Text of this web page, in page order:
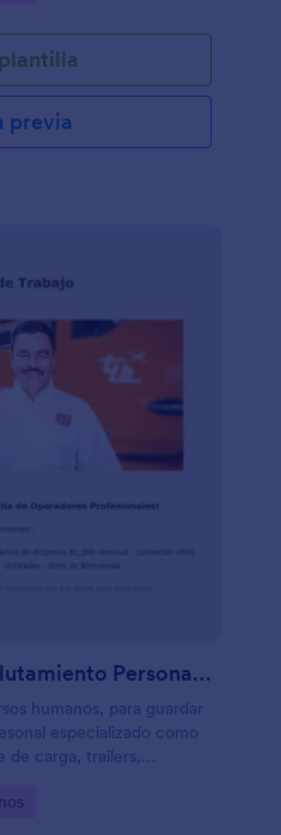
previa
Formulario De Reclutamiento Personal Especializado
humanos, para guardar
especializado como
de carga, trailers,
u operación.